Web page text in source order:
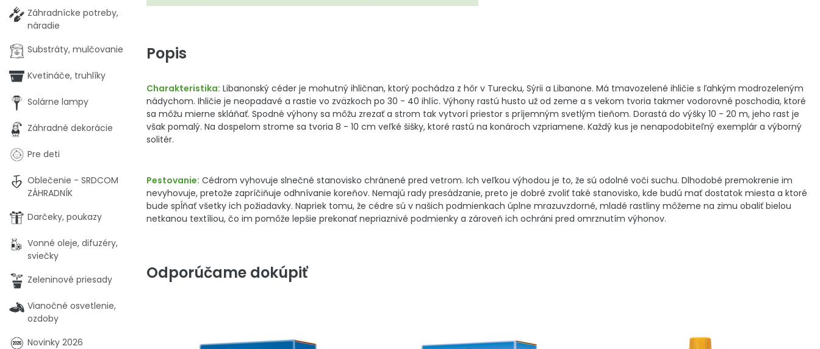
Popis
Charakteristika: Libanonský céder je mohutný ihličnan, ktorý pochádza z hôr v Turecku, Sýrii a Libanone. Má tmavozelené ihličie s ľahkým modrozeleným
nádychom. Ihličie je neopadavé a rastie vo zväzkoch po 30 - 40 ihlíc. Výhony rastú husto už od zeme a s vekom tvoria takmer vodorovné poschodia, ktoré
sa môžu mierne skláňať. Spodné výhony sa môžu zrezať a strom tak vytvorí priestor s príjemným svetlým tieňom. Dorastá do výšky 10 - 20 m, jeho rast je
však pomalý. Na dospelom strome sa tvoria 8 - 10 cm veľké šišky, ktoré rastú na konároch vzpriamene. Každý kus je nenapodobiteľný exemplár a výborný
solitér.
Pestovanie: Cédrom vyhovuje slnečné stanovisko chránené pred vetrom. Ich veľkou výhodou je to, že sú odolné voči suchu. Dlhodobé premokrenie im
nevyhovuje, pretože zapríčiňuje odhnívanie koreňov. Nemajú rady presádzanie, preto je dobré zvoliť také stanovisko, kde budú mať dostatok miesta a ktoré
bude spĺňať všetky ich požiadavky. Napriek tomu, že cédre sú v našich podmienkach úplne mrazuvzdorné, mladé rastliny môžeme na zimu obaliť bielou
netkanou textíliou, čo im pomôže lepšie prekonať nepriaznivé podmienky a zároveň ich ochráni pred omrznutím výhonov.
Odporúčame dokúpiť
Záhradnícke potreby,
náradie
Substráty, mulčovanie
Kvetináče, truhlíky
Solárne lampy
Záhradné dekorácie
Pre deti
Oblečenie - SRDCOM
ZÁHRADNÍK
Darčeky, poukazy
Vonné oleje, difuzéry,
sviečky
Zeleninové priesady
Vianočné osvetlenie,
ozdoby
Novinky 2026